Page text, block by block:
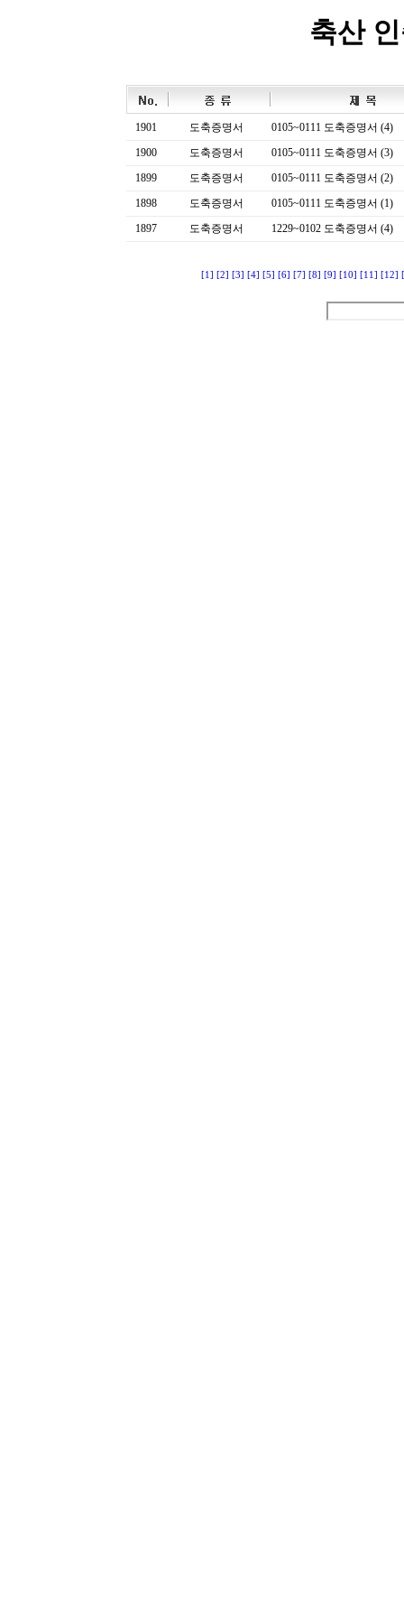
축산
1901 도축증명서
0105~0111 도축증명서 (4)
1900
도축증명서
0105~0111 도축증명서 (3)
1899
도축증명서
0105~0111 도축증명서 (2)
1898
도축증명서
0105~0111 도축증명서 (1)
1897
도축증명서 1229~0102 도축증명서 (4)
[1] [2] [3] [4] [5] [6] [7] [8] [9] [10] [11] [12]